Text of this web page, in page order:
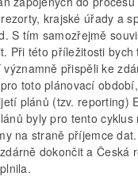
krajské úřady a
S tím samozřejmě
Při této příležitosti bych
přispěli ke
toto plánovací
plánů (tzv. reporting)
byly pro tento cyklus
na straně příjemce
dokončit a Česká